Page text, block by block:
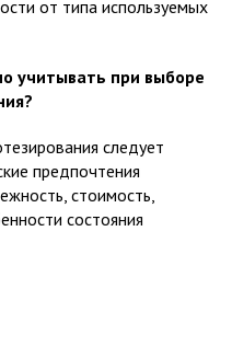
от типа используемых
учитывать при выборе
следует
предпочтения
стоимость,
состояния